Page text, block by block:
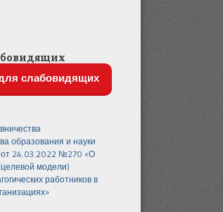
слабовидящих
образования и науки
от 24.03.2022 №270 «О
модели)
работников в